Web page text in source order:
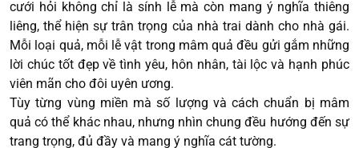
cưới hỏi không chỉ là sính lễ mà còn mang ý nghĩa thiêng
liêng, thể hiện sự trân trọng của nhà trai dành cho nhà gái.
Mỗi loại quả, mỗi lễ vật trong mâm quả đều gửi gắm những
lời chúc tốt đẹp về tình yêu, hôn nhân, tài lộc và hạnh phúc
viên mãn cho đôi uyên ương.
Tùy từng vùng miền mà số lượng và cách chuẩn bị mâm
quả có thể khác nhau, nhưng nhìn chung đều hướng đến sự
trang trọng, đủ đầy và mang ý nghĩa cát tường.